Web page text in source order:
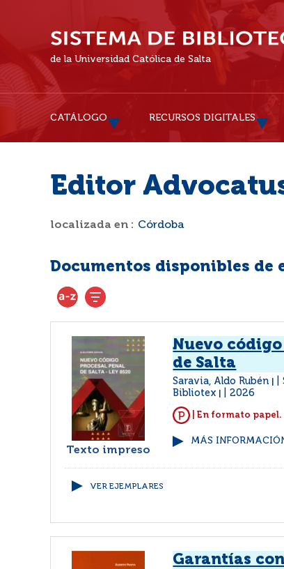
de la Universidad Católica de Salta
CATÁLOGO RECURSOS DIGITALES
Editor
localizada en : Córdoba
Documentos disponibles de
Texto impreso
Nuevo
de Salta
Saravia, Aldo Rubén
Bibliotex
2026
| En formato papel.
MÁS
VER EJEMPLARES
Garantías